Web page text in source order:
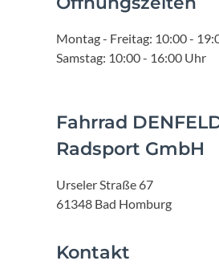
Montag - Freitag: 10:00 -
Samstag: 10:00 - 16:00 Uhr
Fahrrad
Radsport GmbH
Urseler Straße 67
61348 Bad Homburg
Kontakt